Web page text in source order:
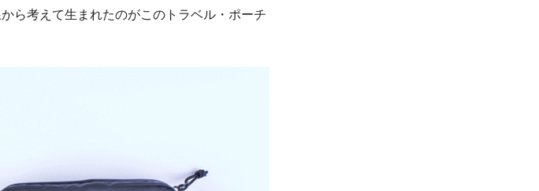
ら考えて生まれたのがこのトラベル・ポーチ